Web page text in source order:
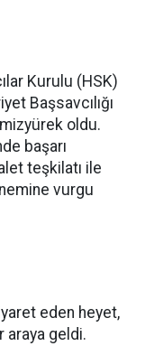
Kurulu (HSK)
Başsavcılığı
oldu.
başarı
teşkilatı ile
vurgu
eden heyet,
araya geldi.